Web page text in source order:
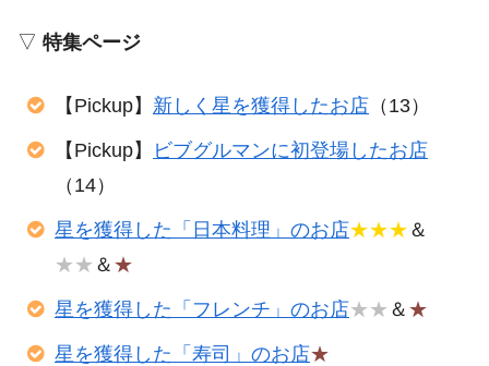
▽ 特集ページ
【Pickup】 新しく星を獲得したお店 （13）
【Pickup】
ビブグルマンに初登場したお店
（14）
星を獲得した「日本料理」のお店★★★ ＆
★★ ＆ ★
星を獲得した「フレンチ」のお店★★ ＆ ★
星を獲得した「寿司」のお店★